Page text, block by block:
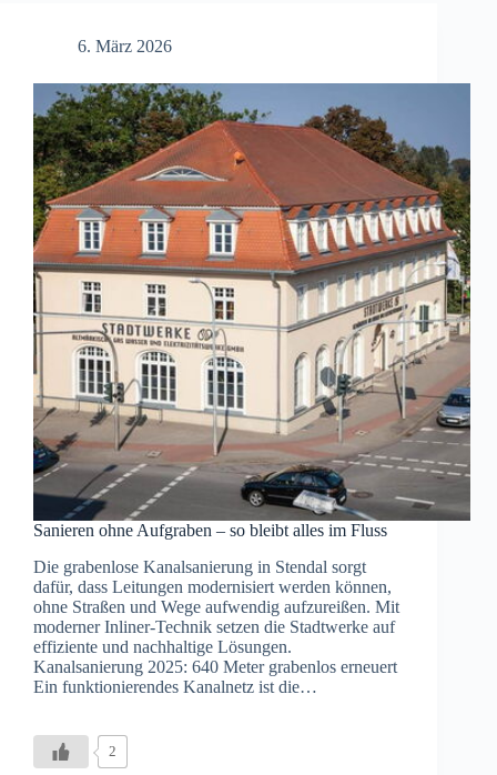
6. März 2026
Sanieren ohne Aufgraben – so bleibt alles im Fluss
Die grabenlose Kanalsanierung in Stendal sorgt
dafür, dass Leitungen modernisiert werden können,
ohne Straßen und Wege aufwendig aufzureißen. Mit
moderner Inliner-Technik setzen die Stadtwerke auf
effiziente und nachhaltige Lösungen.
Kanalsanierung 2025: 640 Meter grabenlos erneuert
Ein funktionierendes Kanalnetz ist die…
2